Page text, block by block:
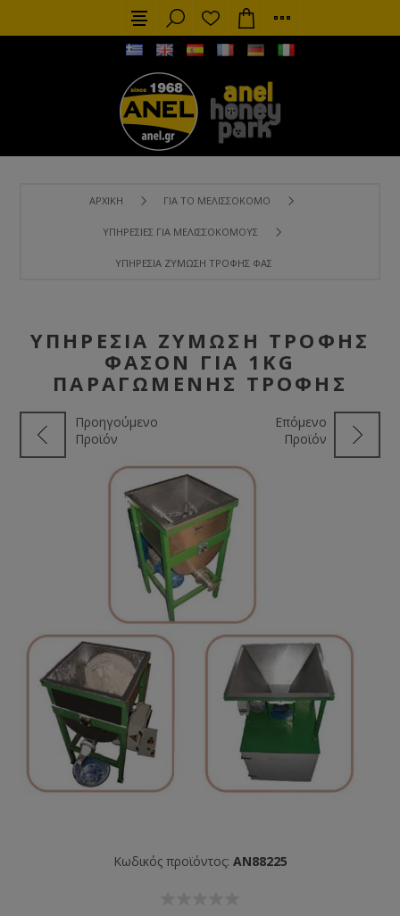
ΑΡΧΙΚΉ ΓΙΑ ΤΟ ΜΕΛΙΣΣΟΚΌΜΟ
ΥΠΗΡΕΣΊΕΣ ΓΙΑ ΜΕΛΙΣΣΟΚΌΜΟΥΣ
ΥΠΗΡΕΣΊΑ ΖΎΜΩΣΗ ΤΡΟΦΉΣ ΦΑΣΌΝ ΓΙΑ 1KG
ΥΠΗΡΕΣΊΑ ΖΎΜΩΣΗ ΤΡΟΦΉΣ
ΦΑΣΌΝ ΓΙΑ 1KG
ΠΑΡΑΓΏΜΕΝΗΣ ΤΡΟΦΉΣ
Προηγούμενο
Προϊόν
Επόμενο
Προϊόν
Κωδικός προϊόντος: AN88225